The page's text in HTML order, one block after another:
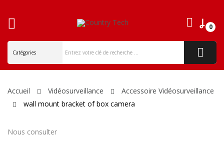
0
Accueil Vidéosurveillance
Accessoire Vidéosurveillance
wall mount bracket of box camera
Nous consulter